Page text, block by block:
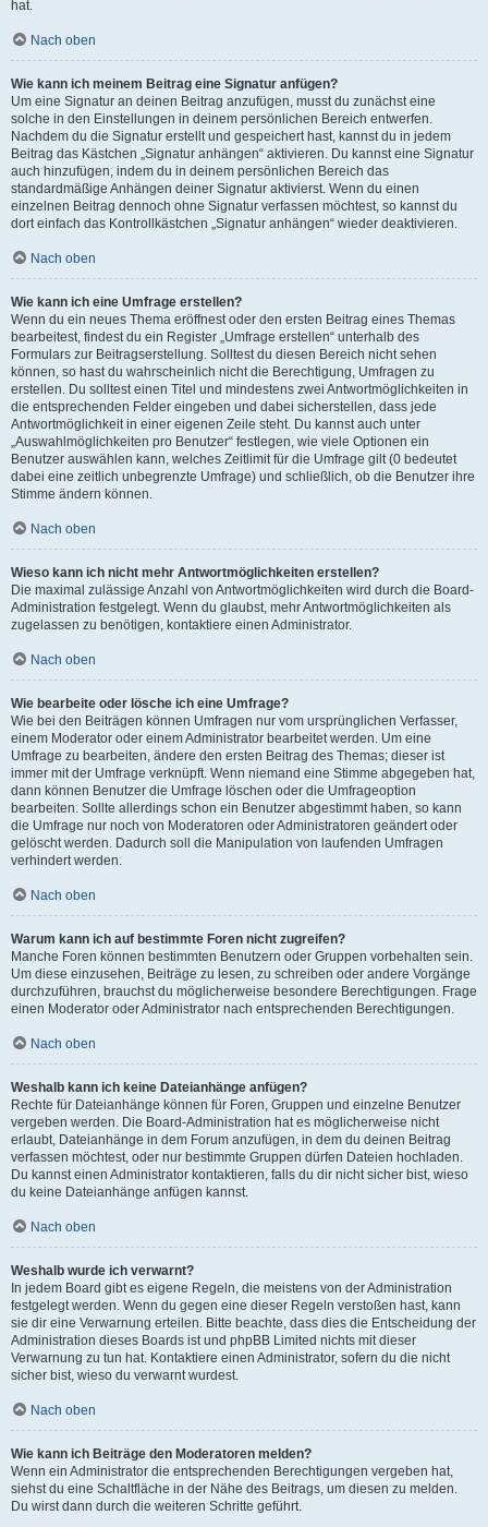
hat.
Nach oben
Wie kann ich meinem Beitrag eine Signatur anfügen?
Um eine Signatur an deinen Beitrag anzufügen, musst du zunächst eine
solche in den Einstellungen in deinem persönlichen Bereich entwerfen.
Nachdem du die Signatur erstellt und gespeichert hast, kannst du in jedem
Beitrag das Kästchen „Signatur anhängen“ aktivieren. Du kannst eine Signatur
auch hinzufügen, indem du in deinem persönlichen Bereich das
standardmäßige Anhängen deiner Signatur aktivierst. Wenn du einen
einzelnen Beitrag dennoch ohne Signatur verfassen möchtest, so kannst du
dort einfach das Kontrollkästchen „Signatur anhängen“ wieder deaktivieren.
Nach oben
Wie kann ich eine Umfrage erstellen?
Wenn du ein neues Thema eröffnest oder den ersten Beitrag eines Themas
bearbeitest, findest du ein Register „Umfrage erstellen“ unterhalb des
Formulars zur Beitragserstellung. Solltest du diesen Bereich nicht sehen
können, so hast du wahrscheinlich nicht die Berechtigung, Umfragen zu
erstellen. Du solltest einen Titel und mindestens zwei Antwortmöglichkeiten in
die entsprechenden Felder eingeben und dabei sicherstellen, dass jede
Antwortmöglichkeit in einer eigenen Zeile steht. Du kannst auch unter
„Auswahlmöglichkeiten pro Benutzer“ festlegen, wie viele Optionen ein
Benutzer auswählen kann, welches Zeitlimit für die Umfrage gilt (0 bedeutet
dabei eine zeitlich unbegrenzte Umfrage) und schließlich, ob die Benutzer ihre
Stimme ändern können.
Nach oben
Wieso kann ich nicht mehr Antwortmöglichkeiten erstellen?
Die maximal zulässige Anzahl von Antwortmöglichkeiten wird durch die Board-
Administration festgelegt. Wenn du glaubst, mehr Antwortmöglichkeiten als
zugelassen zu benötigen, kontaktiere einen Administrator.
Nach oben
Wie bearbeite oder lösche ich eine Umfrage?
Wie bei den Beiträgen können Umfragen nur vom ursprünglichen Verfasser,
einem Moderator oder einem Administrator bearbeitet werden. Um eine
Umfrage zu bearbeiten, ändere den ersten Beitrag des Themas; dieser ist
immer mit der Umfrage verknüpft. Wenn niemand eine Stimme abgegeben hat,
dann können Benutzer die Umfrage löschen oder die Umfrageoption
bearbeiten. Sollte allerdings schon ein Benutzer abgestimmt haben, so kann
die Umfrage nur noch von Moderatoren oder Administratoren geändert oder
gelöscht werden. Dadurch soll die Manipulation von laufenden Umfragen
verhindert werden.
Nach oben
Warum kann ich auf bestimmte Foren nicht zugreifen?
Manche Foren können bestimmten Benutzern oder Gruppen vorbehalten sein.
Um diese einzusehen, Beiträge zu lesen, zu schreiben oder andere Vorgänge
durchzuführen, brauchst du möglicherweise besondere Berechtigungen. Frage
einen Moderator oder Administrator nach entsprechenden Berechtigungen.
Nach oben
Weshalb kann ich keine Dateianhänge anfügen?
Rechte für Dateianhänge können für Foren, Gruppen und einzelne Benutzer
vergeben werden. Die Board-Administration hat es möglicherweise nicht
erlaubt, Dateianhänge in dem Forum anzufügen, in dem du deinen Beitrag
verfassen möchtest, oder nur bestimmte Gruppen dürfen Dateien hochladen.
Du kannst einen Administrator kontaktieren, falls du dir nicht sicher bist, wieso
du keine Dateianhänge anfügen kannst.
Nach oben
Weshalb wurde ich verwarnt?
In jedem Board gibt es eigene Regeln, die meistens von der Administration
festgelegt werden. Wenn du gegen eine dieser Regeln verstoßen hast, kann
sie dir eine Verwarnung erteilen. Bitte beachte, dass dies die Entscheidung der
Administration dieses Boards ist und phpBB Limited nichts mit dieser
Verwarnung zu tun hat. Kontaktiere einen Administrator, sofern du die nicht
sicher bist, wieso du verwarnt wurdest.
Nach oben
Wie kann ich Beiträge den Moderatoren melden?
Wenn ein Administrator die entsprechenden Berechtigungen vergeben hat,
siehst du eine Schaltfläche in der Nähe des Beitrags, um diesen zu melden.
Du wirst dann durch die weiteren Schritte geführt.